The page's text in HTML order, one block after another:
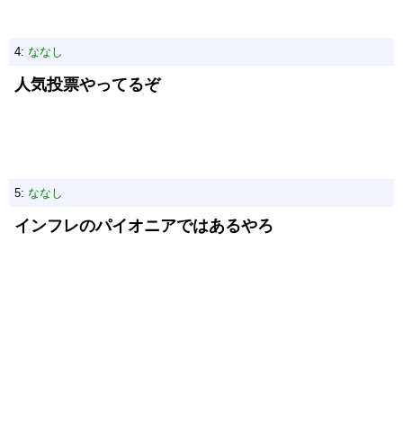
4: ななし
人気投票やってるぞ
5: ななし
インフレのパイオニアではあるやろ